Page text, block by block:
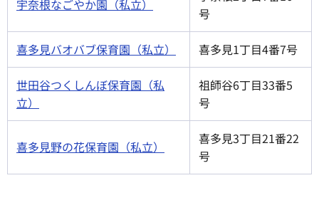
宇奈根なごやか園（私立）
号
喜多見バオバブ保育園（私立） 喜多見1丁目4番7号
世田谷つくしんぼ保育園（私
立）
祖師谷6丁目33番5
号
喜多見野の花保育園（私立）
喜多見3丁目21番22
号